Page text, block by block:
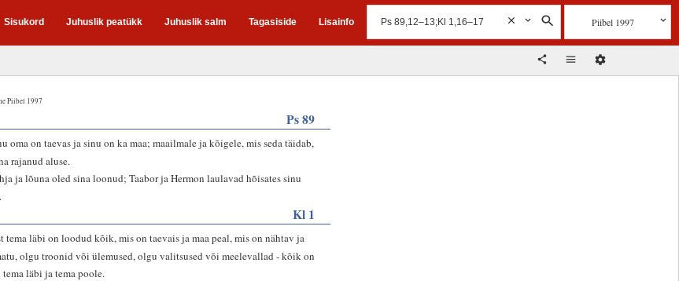
Sisukord Juhuslik peatükk Juhuslik salm Tagasiside Lisainfo Piibel 1997
Piibel 1997
Ps 89
oma on taevas ja sinu on ka maa; maailmale ja kõigele, mis seda täidab,
rajanud aluse.
ja lõuna oled sina loonud; Taabor ja Hermon laulavad hõisates sinu
Kl 1
tema läbi on loodud kõik, mis on taevais ja maa peal, mis on nähtav ja
olgu troonid või ülemused, olgu valitsused või meelevallad - kõik on
läbi ja tema poole.